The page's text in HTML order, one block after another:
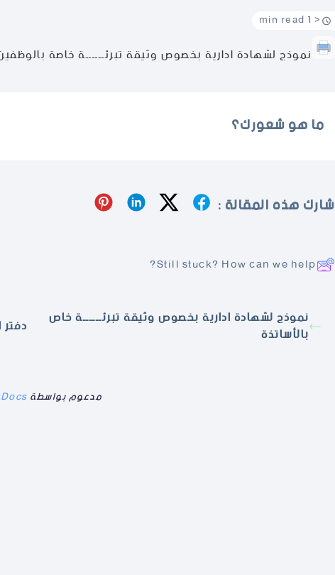
< 1 min read
نموذج لشهادة ادارية بخصوص وثيقة تبرئــــــة خاصة
ما هو شعورك؟
شارك هذه المقالة :
Still stuck? How can we help?
نموذج لشهادة ادارية بخصوص وثيقة تبرئــــــة خاص
بالأساتذة دفتر
مدعوم بواسطة